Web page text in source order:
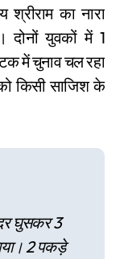
का नारा
दोनों युवकों में 1
में चुनाव चल रहा
किसी साजिश के
घुसकर 3
2 पकड़े